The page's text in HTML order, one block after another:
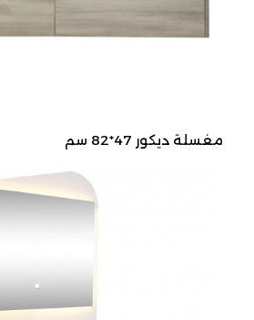
مغسلة ديكور 47*82 سم